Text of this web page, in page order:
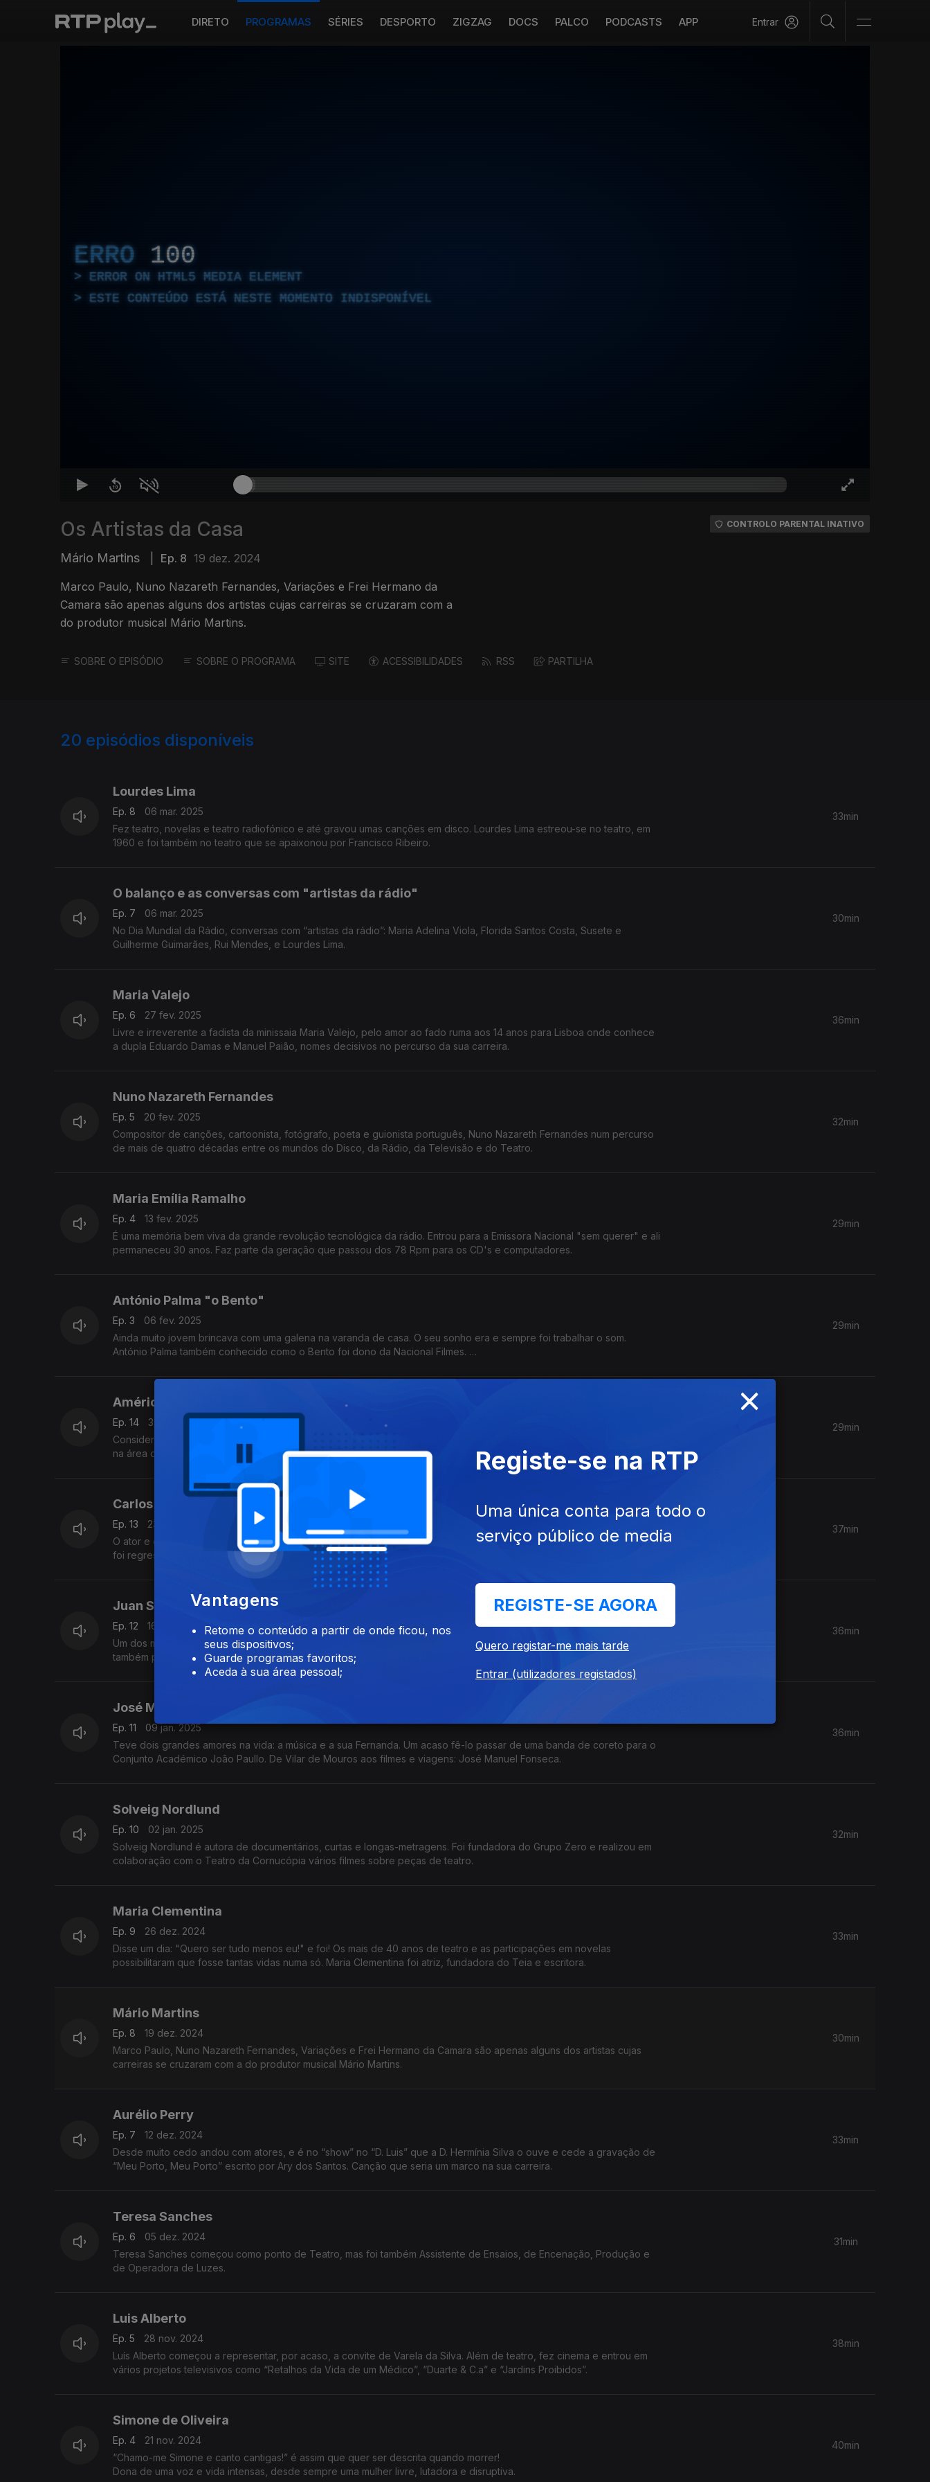
DIRETO PROGRAMAS SÉRIES DESPORTO ZIGZAG DOCS PALCO PODCASTS APP Entrar
ERRO 100
ERROR ON HTML5 MEDIA ELEMENT
ESTE CONTEÚDO ESTÁ NESTE MOMENTO INDISPONÍVEL
Os Artistas da Casa
Mário Martins Ep. 8 19 dez. 2024
Marco Paulo, Nuno Nazareth Fernandes, Variações e Frei Hermano da
Camara são apenas alguns dos artistas cujas carreiras se cruzaram com a
do produtor musical Mário Martins.
CONTROLO PARENTAL INATIVO
SOBRE O EPISÓDIO SOBRE O PROGRAMA SITE ACESSIBILIDADES RSS PARTILHA
20 episódios disponíveis
Lourdes Lima
Ep. 8
06 mar. 2025
Fez teatro, novelas e teatro radiofónico e até gravou umas canções em disco. Lourdes Lima estreou-se no teatro, em
1960 e foi também no teatro que se apaixonou por Francisco Ribeiro.
33min
O balanço e as conversas com "artistas da rádio"
Ep. 7
06 mar. 2025
No Dia Mundial da Rádio, conversas com “artistas da rádio”: Maria Adelina Viola, Florida Santos Costa, Susete e
Guilherme Guimarães, Rui Mendes, e Lourdes Lima.
30min
Maria Valejo
Ep. 6
27 fev. 2025
Livre e irreverente a fadista da minissaia Maria Valejo, pelo amor ao fado ruma aos 14 anos para Lisboa onde conhece
a dupla Eduardo Damas e Manuel Paião, nomes decisivos no percurso da sua carreira.
36min
Nuno Nazareth Fernandes
Ep. 5
20 fev. 2025
Compositor de canções, cartoonista, fotógrafo, poeta e guionista português, Nuno Nazareth Fernandes num percurso
de mais de quatro décadas entre os mundos do Disco, da Rádio, da Televisão e do Teatro.
32min
Maria Emília Ramalho
Ep. 4
13 fev. 2025
É uma memória bem viva da grande revolução tecnológica da rádio. Entrou para a Emissora Nacional "sem querer" e ali
permaneceu 30 anos. Faz parte da geração que passou dos 78 Rpm para os CD's e computadores.
29min
António Palma "o Bento"
Ep. 3
06 fev. 2025
Ainda muito jovem brincava com uma galena na varanda de casa. O seu sonho era e sempre foi trabalhar o som.
António Palma também conhecido como o Bento foi dono da Nacional Filmes.
29min
Américo Silva
Ep. 14
30 jan. 2025
Considera a música a sua vida, a sua profissão, a sua deusa. Autodidata no canto e na guitarra, após ganhar o prémio
na área do fado no programa ?O Comboio Foguete? nunca mais largou os palcos em Portugal e no Brasil.
29min
Carlos Paulo
Ep. 13
23 jan. 2025
O ator e caminhante Carlos Paulo fala-nos sobre todos estes anos em palco, sobre a formação do Comuna e de como
foi regressar ao teatro após sofrer um AVC em cena.
37min
Juan Soutullo
Ep. 12
16 jan. 2025
Um dos mais importantes cenógrafos e figurinistas portugueses, Juan Soutullo é conhecido pelo seu trabalho, mas
também pelo humor corrosivo e pelas partidas que foi pregando ao longo dos anos.
36min
José Manuel Fonseca
Ep. 11
09 jan. 2025
Teve dois grandes amores na vida: a música e a sua Fernanda. Um acaso fê-lo passar de uma banda de coreto para o
Conjunto Académico João Paullo. De Vilar de Mouros aos filmes e viagens: José Manuel Fonseca.
36min
Solveig Nordlund
Ep. 10
02 jan. 2025
Solveig Nordlund é autora de documentários, curtas e longas-metragens. Foi fundadora do Grupo Zero e realizou em
colaboração com o Teatro da Cornucópia vários filmes sobre peças de teatro.
32min
Maria Clementina
Ep. 9
26 dez. 2024
Disse um dia: "Quero ser tudo menos eu!" e foi! Os mais de 40 anos de teatro e as participações em novelas
possibilitaram que fosse tantas vidas numa só. Maria Clementina foi atriz, fundadora do Teia e escritora.
33min
Mário Martins
Ep. 8
19 dez. 2024
Marco Paulo, Nuno Nazareth Fernandes, Variações e Frei Hermano da Camara são apenas alguns dos artistas cujas
carreiras se cruzaram com a do produtor musical Mário Martins.
30min
Aurélio Perry
Ep. 7
12 dez. 2024
Desde muito cedo andou com atores, e é no “show” no “D. Luis” que a D. Hermínia Silva o ouve e cede a gravação de
“Meu Porto, Meu Porto” escrito por Ary dos Santos. Canção que seria um marco na sua carreira.
33min
Teresa Sanches
Ep. 6
05 dez. 2024
Teresa Sanches começou como ponto de Teatro, mas foi também Assistente de Ensaios, de Encenação, Produção e
de Operadora de Luzes.
31min
Luis Alberto
Ep. 5
28 nov. 2024
Luís Alberto começou a representar, por acaso, a convite de Varela da Silva. Além de teatro, fez cinema e entrou em
vários projetos televisivos como “Retalhos da Vida de um Médico”, “Duarte & C.a” e “Jardins Proibidos”.
38min
Simone de Oliveira
Ep. 4
21 nov. 2024
“Chamo-me Simone e canto cantigas!” é assim que quer ser descrita quando morrer!
Dona de uma voz e vida intensas, desde sempre uma mulher livre, lutadora e disruptiva.
40min
×
Vantagens
Retome o conteúdo a partir de onde ficou, nos
seus dispositivos;
Guarde programas favoritos;
Aceda à sua área pessoal;
Registe-se na RTP
Uma única conta para todo o
serviço público de media
REGISTE-SE AGORA
Quero registar-me mais tarde
Entrar (utilizadores registados)